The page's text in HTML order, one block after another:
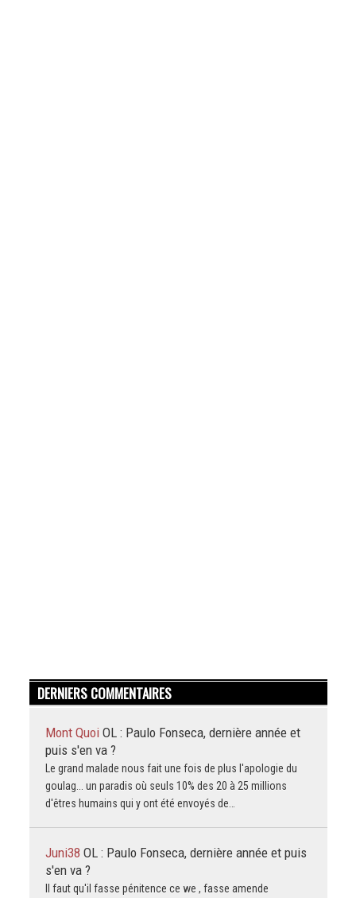
DERNIERS COMMENTAIRES
Mont Quoi OL : Paulo Fonseca, dernière année et
puis s'en va ?
Le grand malade nous fait une fois de plus l'apologie du
goulag... un paradis où seuls 10% des 20 à 25 millions
d'êtres humains qui y ont été envoyés de…
Juni38 OL : Paulo Fonseca, dernière année et puis
s'en va ?
Il faut qu'il fasse pénitence ce we , fasse amende